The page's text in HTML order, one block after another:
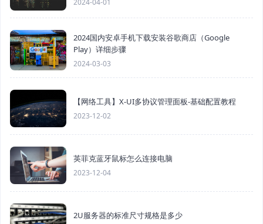
2024-04-01
2024国内安卓手机下载安装谷歌商店（Google
Play）详细步骤
2024-03-03
【网络工具】X-UI多协议管理面板-基础配置教程
2023-12-02
英菲克蓝牙鼠标怎么连接电脑
2023-12-04
2U服务器的标准尺寸规格是多少